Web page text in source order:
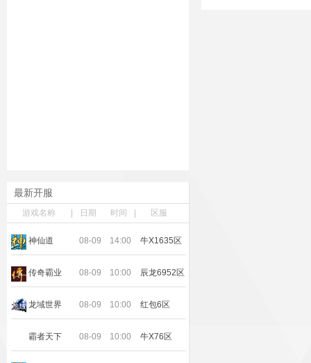
最新开服
游戏名称 日期 时间 区服
神仙道 08-09 14:00 牛X1635区
传奇霸业 08-09 10:00 辰龙6952区
龙域世界 08-09 10:00 红包6区
霸者天下 08-09 10:00 牛X76区